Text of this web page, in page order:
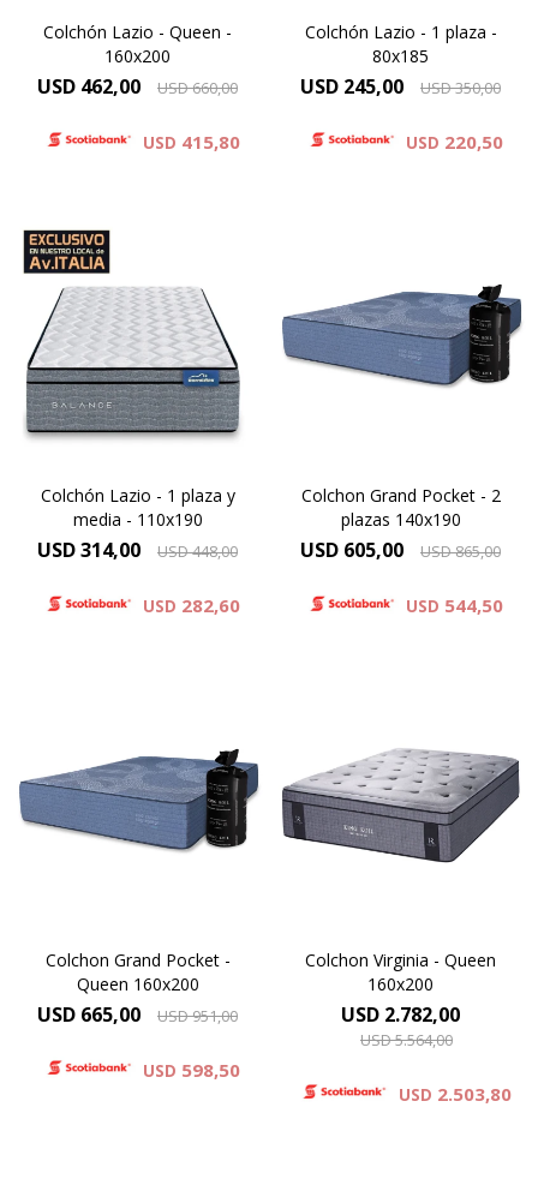
Colchón Lazio - Queen -
160x200
USD 462,00 USD660,00
USD 415,80
Colchón Lazio - 1 plaza -
80x185
USD 245,00 USD350,00
USD 220,50
El Colchón Lazio está
diseñado para ofrecer un
equilibrio entre soporte y
comodidad, combinando un
sistema clásico de resortes
con capas de espumas de
alta densidad. Esta
construcción permite brindar
una superficie confortable y
una respuesta equilibrada
Colchón Lazio - 1 plaza y
media - 110x190
USD314,00 USD448,00
USD 282,60
Pocket premium que llega
compactado en bolsa y entra
donde otros no entran.Lo
movés sin esfuerzo. Lo abrís.
Se expande. Y aparece un
verdadero King Koil de 30 cm
Colchon Grand Pocket - 2
plazas 140x190
USD 605,00 USD865,00
USD 544,50
Pocket premium que llega
compactado en bolsa y entra
donde otros no entran.Lo
movés sin esfuerzo. Lo abrís.
Se expande. Y aparece un
verdadero King Koil de 30 cm
Colchon Grand Pocket -
Queen 160x200
USD 665,00 USD951,00
USD 598,50
El modelo Virginia el
producto de mayor altura de
la línea Reserve Luxury de
King Koil. Desde el primer
contacto su excepcional
tejido de punto ofrece un
elevado toque de suavidad.
Colchon Virginia - Queen
160x200
USD 2.782,00
USD5.564,00
USD 2.503,80